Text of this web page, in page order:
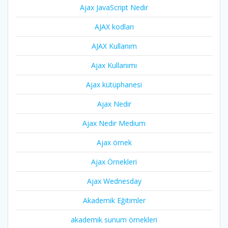
Ajax JavaScript Nedir
AJAX kodları
AJAX Kullanım
Ajax Kullanımı
Ajax kütüphanesi
Ajax Nedir
Ajax Nedir Medium
Ajax örnek
Ajax Örnekleri
Ajax Wednesday
Akademik Eğitimler
akademik sunum örnekleri